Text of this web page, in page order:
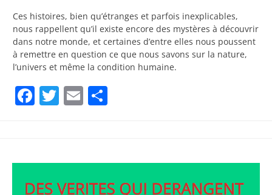
Ces histoires, bien qu’étranges et parfois inexplicables,
nous rappellent qu’il existe encore des mystères à découvrir
dans notre monde, et certaines d’entre elles nous poussent
à remettre en question ce que nous savons sur la nature,
l’univers et même la condition humaine.
Facebook
Twitter
Email